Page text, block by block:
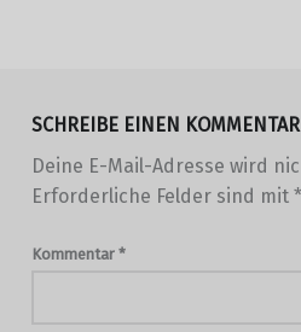
SCHREIBE EINEN KOMMENTAR
Deine E-Mail-Adresse wird
Erforderliche Felder sind mit *
Kommentar *